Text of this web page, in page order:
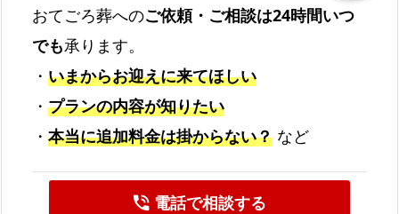
おてごろ葬へのご依頼・ご相談は24時間いつ
でも承ります。
・ いまからお迎えに来てほしい
・ プランの内容が知りたい
・ 本当に追加料金は掛からない？など
phone_in_talk電話で相談する